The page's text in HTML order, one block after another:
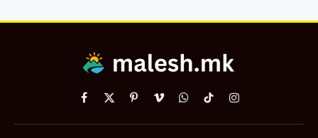
Facebook
X
PinterestVimeoWhatsApp
TikTokInstagram